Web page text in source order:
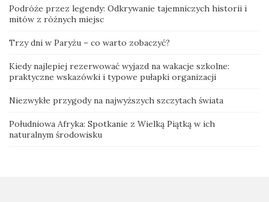
Podróże przez legendy: Odkrywanie tajemniczych historii i
mitów z różnych miejsc
Trzy dni w Paryżu – co warto zobaczyć?
Kiedy najlepiej rezerwować wyjazd na wakacje szkolne:
praktyczne wskazówki i typowe pułapki organizacji
Niezwykłe przygody na najwyższych szczytach świata
Południowa Afryka: Spotkanie z Wielką Piątką w ich
naturalnym środowisku